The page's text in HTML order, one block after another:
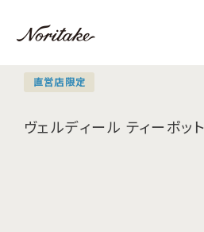
直営店限定
ヴェルディール ティーポット